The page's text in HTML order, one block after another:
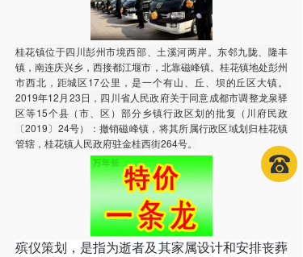
桂花镇位于四川彭州市境西部、土溪河两岸。东邻九陇、隆丰
镇，南连庆兴乡，西接都江堰市，北靠磁峰镇。桂花镇地处彭州
市西北，距城区17公里，是一个有山、丘、坝的丘区大镇。
2019年12月23日，四川省人民政府关于同意成都市调整龙泉驿
区等15个县（市、区）部分乡镇行政区划的批复（川府民政
〔2019〕24号）：撤销磁峰镇，将其所属行政区域划归桂花镇
管辖，桂花镇人民政府驻金桂西街264号。
殡仪策划，是指为逝者及其家属设计和安排丧葬